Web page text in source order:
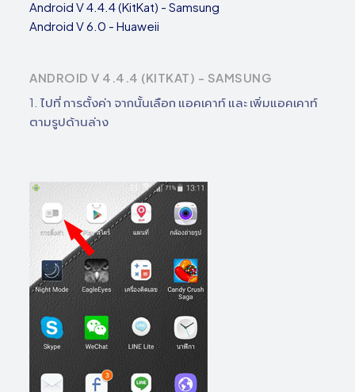
Android V 4.4.4 (KitKat) - Samsung
Android V 6.0 - Huaweii
ANDROID V 4.4.4 (KITKAT) - SAMSUNG
1. ไปที่ การตั้งค่า จากนั้นเลือก แอคเคาท์ และ เพิ่มแอคเคาท์
ตามรูปด้านล่าง